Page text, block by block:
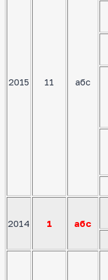
2015 11 абс
2014 1 абс